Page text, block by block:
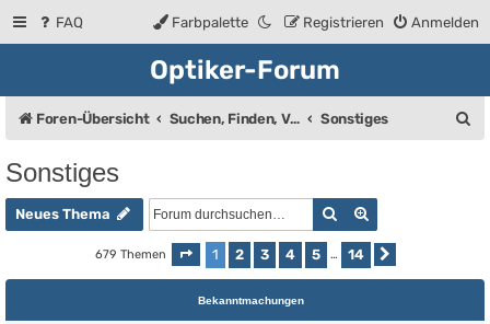
FAQ Anmelden
Registrieren
Farbpalette
Optiker-Forum
Foren-Übersicht Suchen, Finden, Verkaufsanzeigen Sonstiges
Sonstiges
Neues Thema Suche
679 Themen Seite 1von 14
1 2 3 4 5 … 14
Bekanntmachungen